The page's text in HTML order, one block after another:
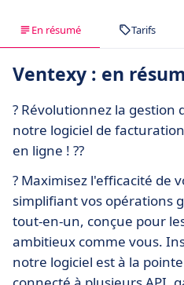
En résumé Tarifs
Ventexy : en
? Révolutionnez la gestion
notre logiciel de
en ligne ! ??
? Maximisez l'efficacité de
simplifiant vos opérations
tout-en-un, conçue pour
ambitieux comme vous.
notre logiciel est à la